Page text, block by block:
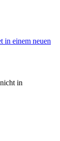
in einem neuen
in